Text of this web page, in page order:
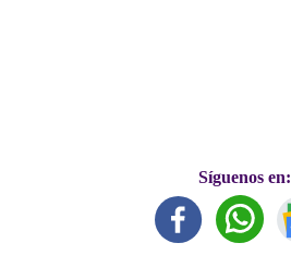
Síguenos en: